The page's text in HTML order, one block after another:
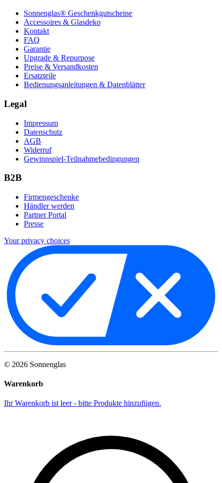
Sonnenglas® Geschenkgutscheine
Accessoires & Glasdeko
Kontakt
FAQ
Garantie
Upgrade & Repurpose
Preise & Versandkosten
Ersatzteile
Bedienungsanleitungen & Datenblätter
Legal
Impressum
Datenschutz
AGB
Widerruf
Gewinnspiel-Teilnahmebedingungen
B2B
Firmengeschenke
Händler werden
Partner Portal
Presse
Your privacy choices
© 2026 Sonnenglas
Warenkorb
Ihr Warenkorb ist leer - bitte Produkte hinzufügen.